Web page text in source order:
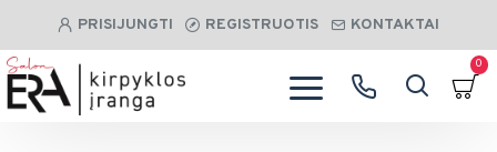
PRISIJUNGTI REGISTRUOTIS KONTAKTAI
0